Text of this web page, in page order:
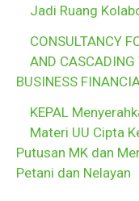
Jadi Ruang
CONSULTANCY
AND CASCADING
BUSINESS
KEPAL
Materi UU Cipta
Putusan MK dan
Petani dan Nelayan